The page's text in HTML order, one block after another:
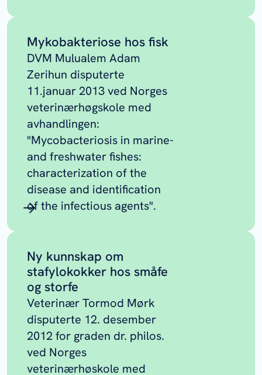
Mykobakteriose hos fisk
DVM Mulualem Adam
Zerihun disputerte
11.januar 2013 ved Norges
veterinærhøgskole med
avhandlingen:
"Mycobacteriosis in marine-
and freshwater fishes:
characterization of the
disease and identification
of the infectious agents".
Ny kunnskap om
stafylokokker hos småfe
og storfe
Veterinær Tormod Mørk
disputerte 12. desember
2012 for graden dr. philos.
ved Norges
veterinærhøskole med